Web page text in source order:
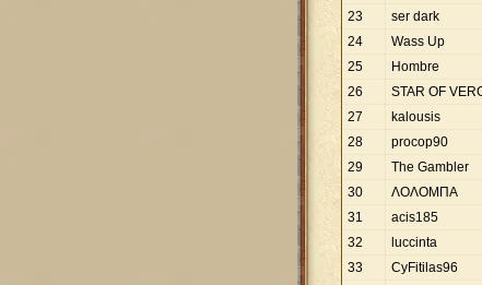
23
ser dark
24
Wass Up
25
Hombre
26
STAR OF
27
kalousis
28
procop90
29
Τhe Gambler
30
ΛΟΛΟΜΠΑ
31
acis185
32
luccinta
33
CyFitilas96